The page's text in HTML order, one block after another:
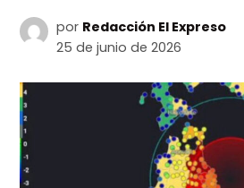
por Redacción El Expreso
25 de junio de 2026